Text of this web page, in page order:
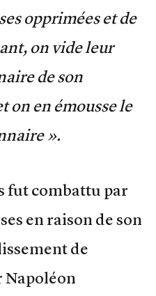
opprimées et de
on vide leur
de son
on en émousse le
».
fut combattu par
en raison de son
de
Napoléon